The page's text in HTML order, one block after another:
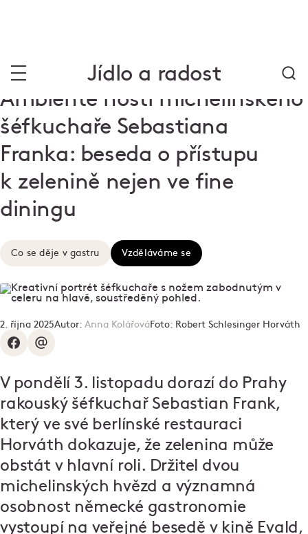
Jídlo a radost
Ambiente hostí michelinského
šéfkuchaře Sebastiana
Franka: beseda o přístupu
k zelenině nejen ve fine
diningu
Co se děje v gastru Vzděláváme se
2. října 2025Autor: Anna KolářováFoto: Robert Schlesinger Horváth
V pondělí 3. listopadu dorazí do Prahy
rakouský šéfkuchař Sebastian Frank,
který ve své berlínské restauraci
Horváth dokazuje, že zelenina může
obstát v hlavní roli. Držitel dvou
michelinských hvězd a významná
osobnost německé gastronomie
vystoupí na veřejné besedě v kině Evald,